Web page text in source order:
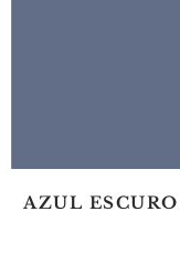
AZUL ESCURO